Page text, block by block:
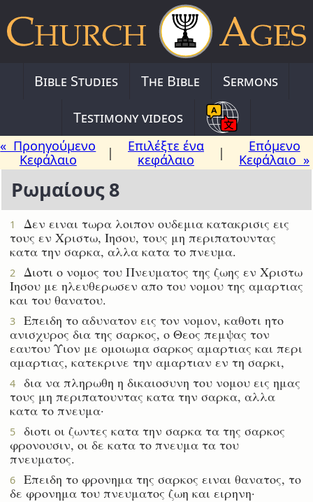
Bible Studies The Bible
Sermons
Testimony videos
« Προηγούμενο
Κεφάλαιο
|
Επιλέξτε ένα
κεφάλαιο
|
Επόμενο
Κεφάλαιο »
Ρωμαίους 8
1
Δεν ειναι τωρα λοιπον ουδεμια κατακρισις εις
τους εν Χριστω, Ιησου, τους μη περιπατουντας
κατα την σαρκα, αλλα κατα το πνευμα.
2
Διοτι ο νομος του Πνευματος της ζωης εν Χριστω
Ιησου με ηλευθερωσεν απο του νομου της αμαρτιας
και του θανατου.
3
Επειδη το αδυνατον εις τον νομον, καθοτι ητο
ανισχυρος δια της σαρκος, ο Θεος πεμψας τον
εαυτου Υιον με ομοιωμα σαρκος αμαρτιας και περι
αμαρτιας, κατεκρινε την αμαρτιαν εν τη σαρκι,
4
δια να πληρωθη η δικαιοσυνη του νομου εις ημας
τους μη περιπατουντας κατα την σαρκα, αλλα
κατα το πνευμα·
5
διοτι οι ζωντες κατα την σαρκα τα της σαρκος
φρονουσιν, οι δε κατα το πνευμα τα του
πνευματος.
6
Επειδη το φρονημα της σαρκος ειναι θανατος, το
δε φρονημα του πνευματος ζωη και ειρηνη·